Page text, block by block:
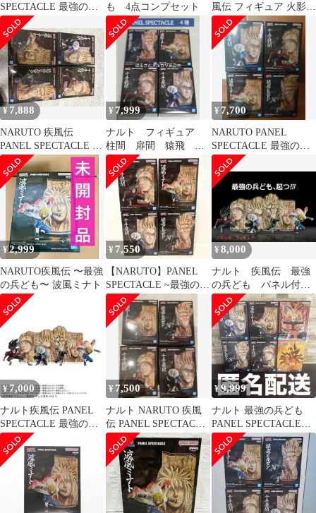
SPECTACLE 最強の兵
ども
も 4点コンプセット
風伝 フィギュア 火影 4
種セット ミナト ヒ
ルゼン 扉間
¥ 7,888
NARUTO 疾風伝
PANEL SPECTACLE 最
強の兵ども 4点セット
¥ 7,999
ナルト フィギュア
柱間 扉間 猿飛 ミ
ナト 最強の兵ども
パネルスペクタクル
¥ 7,700
NARUTO PANEL
SPECTACLE 最強の兵
ども
¥2,999
NARUTO疾風伝 〜最強
の兵ども〜 波風ミナト
¥ 7,550
【NARUTO】PANEL
SPECTACLE ~最強の兵
ども~ ４種セット
¥8,000
ナルト 疾風伝 最強
の兵ども パネル付フ
ィギュア 火影四種セ
ット
¥7,000
ナルト疾風伝 PANEL
SPECTACLE 最強の兵
ども
¥ 7,500
ナルト NARUTO 疾風
伝 PANEL SPECTACLE
フィギュア 4種
¥ 9,999
ナルト 最強の兵ども
PANEL SPECTACLE
NARUTO フィギュア